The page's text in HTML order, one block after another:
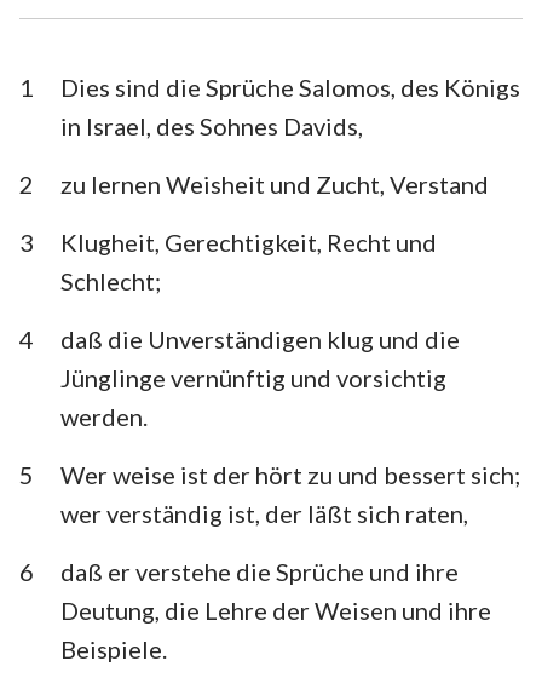
Esra Nehemia
Esther Hiob
Psalm Sprüche
Prediger Hohelied
Jesaja Jeremia
Klagelieder
Daniel Hosea
Micha Nahum
Habakuk Zephanja
Haggai Sacharja
Maleachi
1
Dies sind die Sprüche Salomos, des Königs
in Israel, des Sohnes Davids,
2
zu lernen Weisheit und Zucht, Verstand
3
Klugheit, Gerechtigkeit, Recht und
Schlecht;
4
daß die Unverständigen klug und die
Jünglinge vernünftig und vorsichtig
werden.
5
Wer weise ist der hört zu und bessert sich;
wer verständig ist, der läßt sich raten,
6
daß er verstehe die Sprüche und ihre
Deutung, die Lehre der Weisen und ihre
Beispiele.